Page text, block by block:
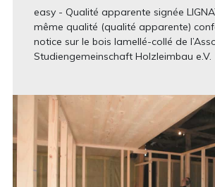
easy - Qualité apparente signée
même qualité (qualité apparente)
notice sur le bois lamellé-collé de
Studiengemeinschaft Holzleimbau e.V.